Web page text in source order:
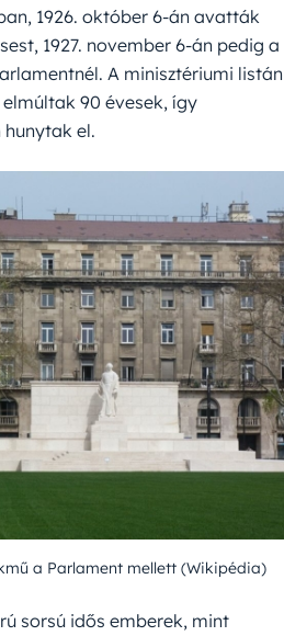
1926. október 6-án avatták
1927. november 6-án pedig a
A minisztériumi listán
90 évesek, így
el.
a Parlament mellett (Wikipédia)
sorsú idős emberek, mint